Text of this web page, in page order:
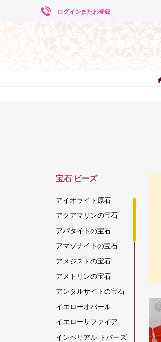
ログインまたわ登録
宝石 ビーズ
アイオライト原石
アクアマリンの宝石
アパタイトの宝石
アマゾナイトの宝石
アメジストの宝石
アメトリンの宝石
アンダルサイトの宝石
イエローオパール
イエローサファイア
インペリアル トパーズ